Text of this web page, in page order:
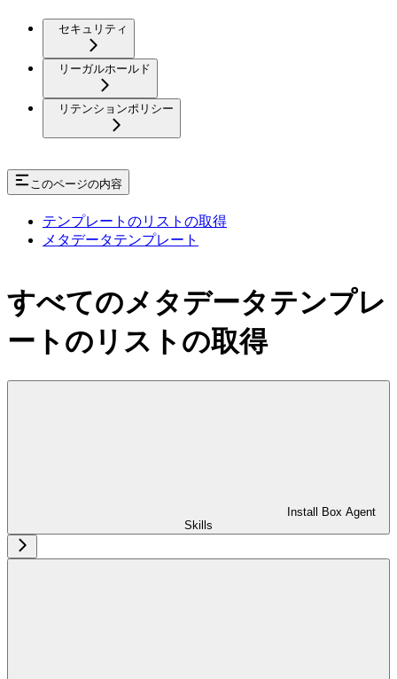
セキュリティ
リーガルホールド
リテンションポリシー
このページの内容
テンプレートのリストの取得
メタデータテンプレート
すべてのメタデータテンプレ
ートのリストの取得
Install Box Agent
Skills